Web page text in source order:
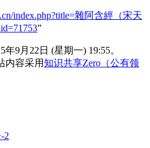
index.php?title=雜阿含經（宋天
”
9月22日 (星期一) 19:55。
内容采用知识共享Zero（公有领
2